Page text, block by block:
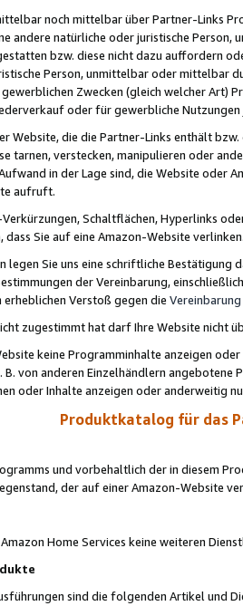
noch mittelbar über Partner-Links
andere natürliche oder juristische
bzw. diese nicht dazu auffordern
Person, unmittelbar oder mittelbar
Zwecken (gleich welcher Art)
oder für gewerbliche
Website, die die Partner-Links enthält
tarnen, verstecken, manipulieren oder
in der Lage sind, die Website oder
aufruft.
Schaltflächen, Hyperlinks
Sie auf eine Amazon-Website
legen Sie uns eine schriftliche
der Vereinbarung,
Verstoß gegen die Vereinbarung
zugestimmt hat darf Ihre Website nicht
keine Programminhalte anzeigen
B. von anderen Einzelhändlern
oder Inhalte anzeigen oder anderweitig
Produktkatalog für das
und vorbehaltlich der in diesem
der auf einer Amazon-Website
Home Services keine weiteren
sind die folgenden Artikel und